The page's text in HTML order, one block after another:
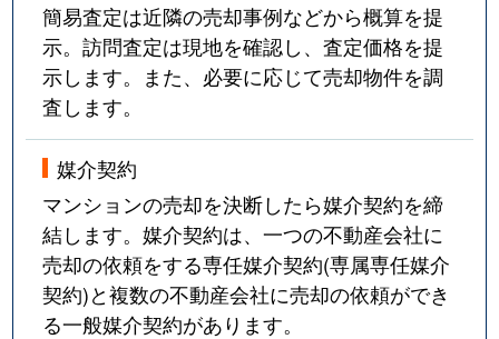
簡易査定は近隣の売却事例などから概算を提
示。訪問査定は現地を確認し、査定価格を提
示します。また、必要に応じて売却物件を調
査します。
媒介契約
マンションの売却を決断したら媒介契約を締
結します。媒介契約は、一つの不動産会社に
売却の依頼をする専任媒介契約(専属専任媒介
契約)と複数の不動産会社に売却の依頼ができ
る一般媒介契約があります。